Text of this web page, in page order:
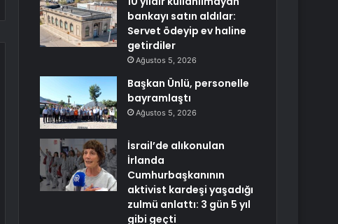
bankayı satın aldılar:
Servet ödeyip ev haline
getirdiler
Ağustos 5, 2026
Başkan Ünlü, personelle
bayramlaştı
Ağustos 5, 2026
İsrail’de alıkonulan
İrlanda
Cumhurbaşkanının
aktivist kardeşi yaşadığı
zulmü anlattı: 3 gün 5 yıl
gibi geçti